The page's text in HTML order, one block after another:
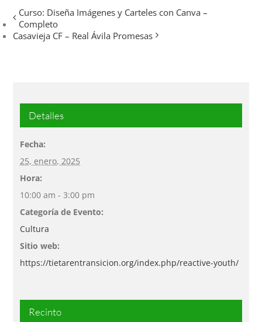
Curso: Diseña Imágenes y Carteles con Canva –
Completo
Casavieja CF – Real Ávila Promesas
Detalles
Fecha:
25, enero, 2025
Hora:
10:00 am - 3:00 pm
Categoría de Evento:
Cultura
Sitio web:
https://tietarentransicion.org/index.php/reactive-youth/
Recinto